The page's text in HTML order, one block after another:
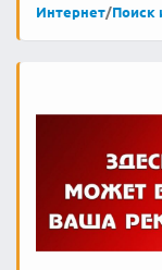
Интернет/Поиск